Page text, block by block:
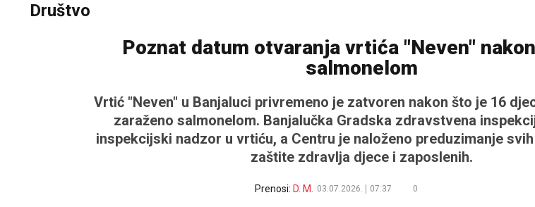
Društvo
Poznat datum otvaranja vrtića "Neven"
salmonelom
Vrtić "Neven" u Banjaluci privremeno je zatvoren nakon što je 16
zaraženo salmonelom. Banjalučka Gradska zdravstvena
inspekcijski nadzor u vrtiću, a Centru je naloženo preduzimanje
zaštite zdravlja djece i zaposlenih.
Prenosi: D. M. 03.07.2026. 07:37 0